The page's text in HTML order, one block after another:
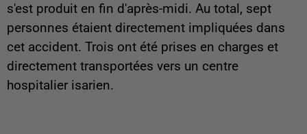
s'est produit en fin d'après-midi. Au total, sept
personnes étaient directement impliquées dans
cet accident. Trois ont été prises en charges et
directement transportées vers un centre
hospitalier isarien.